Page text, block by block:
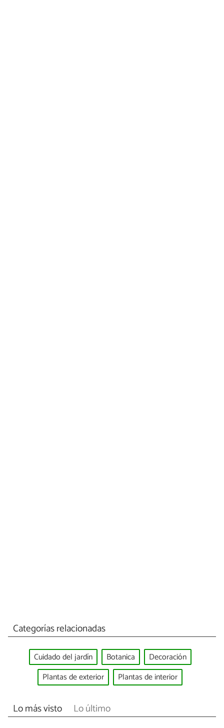
Categorías relacionadas
Cuidado del jardín Botanica
Decoración
Plantas de exterior
Plantas de interior
Lo más visto Lo último